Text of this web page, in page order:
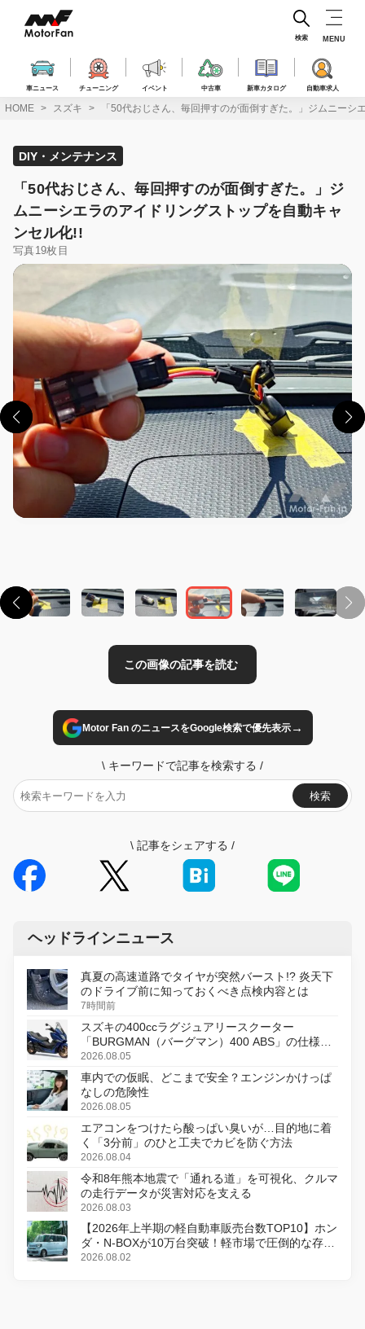
ス
車ニュース チューニング イベント 中古車 新車カタログ 自動車求人
検索 MENU
HOME スズキ 「50代おじさん、毎回押すのが面倒すぎた。」ジムニー
DIY・メンテナンス
「50代おじさん、毎回押すのが面倒すぎた。」ジ
ムニーシエラのアイドリングストップを自動キャ
ンセル化!!
写真19枚目
Motor Fan のニュースをGoogle検索で優先表示→
\ キーワードで記事を検索する /
検索
\ 記事をシェアする /
ヘッドラインニュース
真夏の高速道路でタイヤが突然バースト!? 炎天下
のドライブ前に知っておくべき点検内容とは
7時間前
スズキの400ccラグジュアリースクーター
「BURGMAN（バーグマン）400 ABS」の仕様を
変更し、8月18日に発売
2026.08.05
車内での仮眠、どこまで安全？エンジンかけっぱ
なしの危険性
2026.08.05
エアコンをつけたら酸っぱい臭いが…目的地に着
く「3分前」のひと工夫でカビを防ぐ方法
2026.08.04
令和8年熊本地震で「通れる道」を可視化、クルマ
の走行データが災害対応を支える
2026.08.03
【2026年上半期の軽自動車販売台数TOP10】ホン
ダ・N-BOXが10万台突破！軽市場で圧倒的な存在
感
2026.08.02